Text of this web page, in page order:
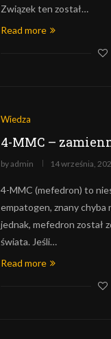
Związek ten został…
Read more
Wiedza
4-MMC –
byadmin 14 września,
4-MMC (mefedron) to
empatogen, znany chyba
jednak, mefedron został
świata. Jeśli…
Read more